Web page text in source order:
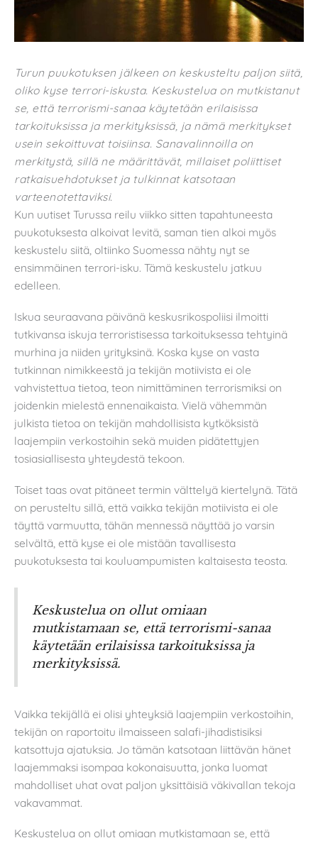
Turun puukotuksen jälkeen on keskusteltu paljon siitä,
oliko kyse terrori-iskusta. Keskustelua on mutkistanut
se, että terrorismi-sanaa käytetään erilaisissa
tarkoituksissa ja merkityksissä, ja nämä merkitykset
usein sekoittuvat toisiinsa. Sanavalinnoilla on
merkitystä, sillä ne määrittävät, millaiset poliittiset
ratkaisuehdotukset ja tulkinnat katsotaan
varteenotettaviksi.
Kun uutiset Turussa reilu viikko sitten tapahtuneesta
puukotuksesta alkoivat levitä, saman tien alkoi myös
keskustelu siitä, oltiinko Suomessa nähty nyt se
ensimmäinen terrori-isku. Tämä keskustelu jatkuu
edelleen.
Iskua seuraavana päivänä keskusrikospoliisi ilmoitti
tutkivansa iskuja terroristisessa tarkoituksessa tehtyinä
murhina ja niiden yrityksinä. Koska kyse on vasta
tutkinnan nimikkeestä ja tekijän motiivista ei ole
vahvistettua tietoa, teon nimittäminen terrorismiksi on
joidenkin mielestä ennenaikaista. Vielä vähemmän
julkista tietoa on tekijän mahdollisista kytköksistä
laajempiin verkostoihin sekä muiden pidätettyjen
tosiasiallisesta yhteydestä tekoon.
Toiset taas ovat pitäneet termin välttelyä kiertelynä. Tätä
on perusteltu sillä, että vaikka tekijän motiivista ei ole
täyttä varmuutta, tähän mennessä näyttää jo varsin
selvältä, että kyse ei ole mistään tavallisesta
puukotuksesta tai kouluampumisten kaltaisesta teosta.
Keskustelua on ollut omiaan
mutkistamaan se, että terrorismi-sanaa
käytetään erilaisissa tarkoituksissa ja
merkityksissä.
Vaikka tekijällä ei olisi yhteyksiä laajempiin verkostoihin,
tekijän on raportoitu ilmaisseen salafi-jihadistisiksi
katsottuja ajatuksia. Jo tämän katsotaan liittävän hänet
laajemmaksi isompaa kokonaisuutta, jonka luomat
mahdolliset uhat ovat paljon yksittäisiä väkivallan tekoja
vakavammat.
Keskustelua on ollut omiaan mutkistamaan se, että